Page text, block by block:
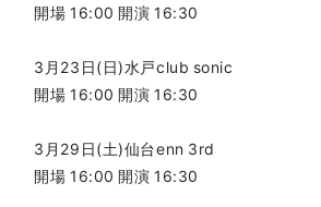
開場 16:00 開演 16:30
3月23日(日)水戸club sonic
開場 16:00 開演 16:30
3月29日(土)仙台enn 3rd
開場 16:00 開演 16:30